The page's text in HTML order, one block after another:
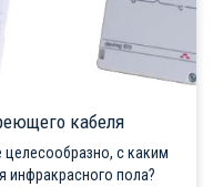
кабеля
целесообразно, с каким
инфракрасного пола?